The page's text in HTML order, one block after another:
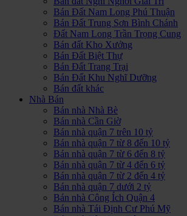
Bán Đất Nam Long Phú Thuận
Bán Đất Trung Sơn Bình Chánh
Đất Nam Long Trần Trọng Cung
Bán đất Kho Xưởng
Bán Đất Biệt Thự
Bán Đất Trang Trại
Bán Đất Khu Nghĩ Dưỡng
Bán đất khác
Nhà Bán
Bán nhà Nhà Bè
Bán nhà Cần Giờ
Bán nhà quận 7 trên 10 tỷ
Bán nhà quận 7 từ 8 đến 10 tỷ
Bán nhà quận 7 từ 6 đến 8 tỷ
Bán nhà quận 7 từ 4 đến 6 tỷ
Bán nhà quận 7 từ 2 đến 4 tỷ
Bán nhà quận 7 dưới 2 tỷ
Bán nhà Công Ích Quận 4
Bán nhà Tái Định Cư Phú Mỹ